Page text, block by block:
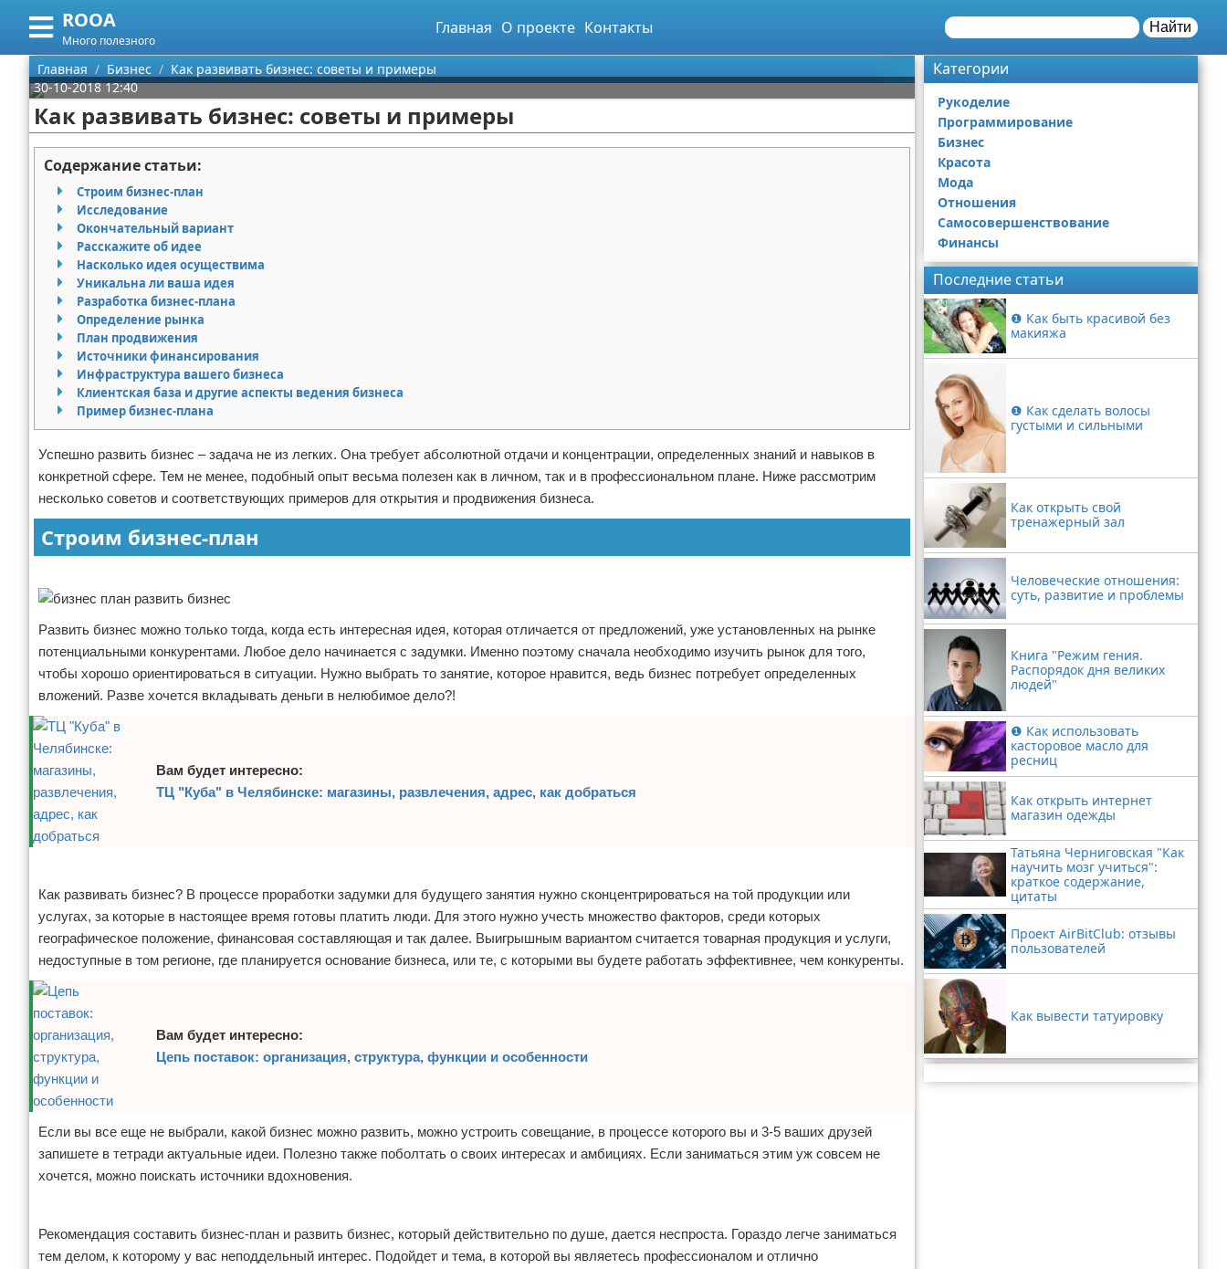
ROOA
Много полезного
Главная О проекте Контакты Найти
Меню
Главная
Категории
Рукоделие
Программирование
Бизнес
Красота
Мода
Отношения
Самосовершенствование
Финансы
Поиск
О проекте
Контакты
Сотрудничество
Размещение рекламы
Для правообладателей
Условия предоставления информации
Отказ от ответственности
Главная Бизнес
Как развивать бизнес: советы и примеры
30-10-2018 12:40
Как развивать бизнес: советы и примеры
Содержание статьи:
Строим бизнес-план
Исследование
Окончательный вариант
Расскажите об идее
Насколько идея осуществима
Уникальна ли ваша идея
Разработка бизнес-плана
Определение рынка
План продвижения
Источники финансирования
Инфраструктура вашего бизнеса
Клиентская база и другие аспекты ведения бизнеса
Пример бизнес-плана
Успешно развить бизнес – задача не из легких. Она требует абсолютной отдачи и концентрации, определенных знаний и навыков в
конкретной сфере. Тем не менее, подобный опыт весьма полезен как в личном, так и в профессиональном плане. Ниже рассмотрим
несколько советов и соответствующих примеров для открытия и продвижения бизнеса.
Строим бизнес-план
Развить бизнес можно только тогда, когда есть интересная идея, которая отличается от предложений, уже установленных на рынке
потенциальными конкурентами. Любое дело начинается с задумки. Именно поэтому сначала необходимо изучить рынок для того,
чтобы хорошо ориентироваться в ситуации. Нужно выбрать то занятие, которое нравится, ведь бизнес потребует определенных
вложений. Разве хочется вкладывать деньги в нелюбимое дело?!
Вам будет интересно:
ТЦ "Куба" в Челябинске: магазины, развлечения, адрес, как добраться
Как развивать бизнес? В процессе проработки задумки для будущего занятия нужно сконцентрироваться на той продукции или
услугах, за которые в настоящее время готовы платить люди. Для этого нужно учесть множество факторов, среди которых
географическое положение, финансовая составляющая и так далее. Выигрышным вариантом считается товарная продукция и услуги,
недоступные в том регионе, где планируется основание бизнеса, или те, с которыми вы будете работать эффективнее, чем конкуренты.
Вам будет интересно:
Цепь поставок: организация, структура, функции и особенности
Если вы все еще не выбрали, какой бизнес можно развить, можно устроить совещание, в процессе которого вы и 3-5 ваших друзей
запишете в тетради актуальные идеи. Полезно также поболтать о своих интересах и амбициях. Если заниматься этим уж совсем не
хочется, можно поискать источники вдохновения.
Рекомендация составить бизнес-план и развить бизнес, который действительно по душе, дается неспроста. Гораздо легче заниматься
тем делом, к которому у вас неподдельный интерес. Подойдет и тема, в которой вы являетесь профессионалом и отлично
Категории
Рукоделие
Программирование
Бизнес
Красота
Мода
Отношения
Самосовершенствование
Финансы
Последние статьи
❶ Как быть красивой без
макияжа
❶ Как сделать волосы
густыми и сильными
Как открыть свой
тренажерный зал
Человеческие отношения:
суть, развитие и проблемы
Книга "Режим гения.
Распорядок дня великих
людей"
❶ Как использовать
касторовое масло для
ресниц
Как открыть интернет
магазин одежды
Татьяна Черниговская "Как
научить мозг учиться":
краткое содержание,
цитаты
Проект AirBitClub: отзывы
пользователей
Как вывести татуировку